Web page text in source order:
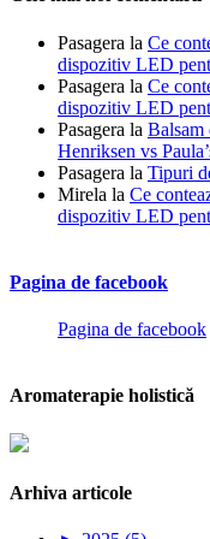
Pasagera la Ce
dispozitiv LED
Pasagera la Ce
dispozitiv LED
Pasagera la Balsam
Henriksen vs
Pasagera la Tipuri
Mirela la Ce
dispozitiv LED
Pagina de facebook
Pagina de facebook
Aromaterapie holistică
Arhiva articole